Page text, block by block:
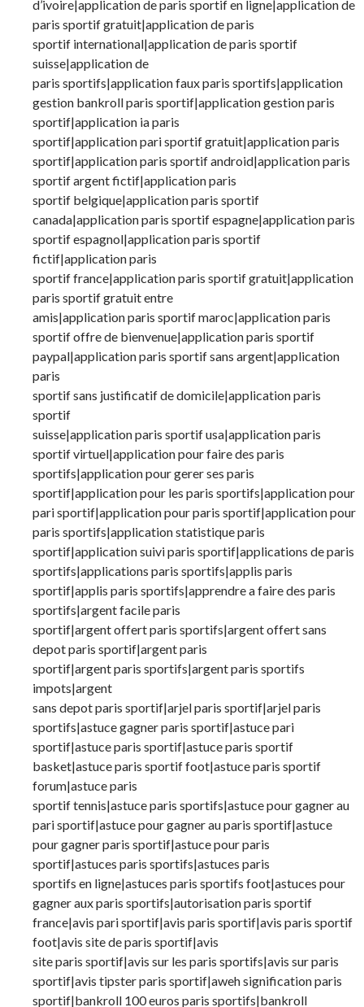
d’ivoire|application de paris sportif en ligne|application de
paris sportif gratuit|application de paris
sportif international|application de paris sportif
suisse|application de
paris sportifs|application faux paris sportifs|application
gestion bankroll paris sportif|application gestion paris
sportif|application ia paris
sportif|application pari sportif gratuit|application paris
sportif|application paris sportif android|application paris
sportif argent fictif|application paris
sportif belgique|application paris sportif
canada|application paris sportif espagne|application paris
sportif espagnol|application paris sportif
fictif|application paris
sportif france|application paris sportif gratuit|application
paris sportif gratuit entre
amis|application paris sportif maroc|application paris
sportif offre de bienvenue|application paris sportif
paypal|application paris sportif sans argent|application
paris
sportif sans justificatif de domicile|application paris
sportif
suisse|application paris sportif usa|application paris
sportif virtuel|application pour faire des paris
sportifs|application pour gerer ses paris
sportif|application pour les paris sportifs|application pour
pari sportif|application pour paris sportif|application pour
paris sportifs|application statistique paris
sportif|application suivi paris sportif|applications de paris
sportifs|applications paris sportifs|applis paris
sportif|applis paris sportifs|apprendre a faire des paris
sportifs|argent facile paris
sportif|argent offert paris sportifs|argent offert sans
depot paris sportif|argent paris
sportif|argent paris sportifs|argent paris sportifs
impots|argent
sans depot paris sportif|arjel paris sportif|arjel paris
sportifs|astuce gagner paris sportif|astuce pari
sportif|astuce paris sportif|astuce paris sportif
basket|astuce paris sportif foot|astuce paris sportif
forum|astuce paris
sportif tennis|astuce paris sportifs|astuce pour gagner au
pari sportif|astuce pour gagner au paris sportif|astuce
pour gagner paris sportif|astuce pour paris
sportif|astuces paris sportifs|astuces paris
sportifs en ligne|astuces paris sportifs foot|astuces pour
gagner aux paris sportifs|autorisation paris sportif
france|avis pari sportif|avis paris sportif|avis paris sportif
foot|avis site de paris sportif|avis
site paris sportif|avis sur les paris sportifs|avis sur paris
sportif|avis tipster paris sportif|aweh signification paris
sportif|bankroll 100 euros paris sportifs|bankroll